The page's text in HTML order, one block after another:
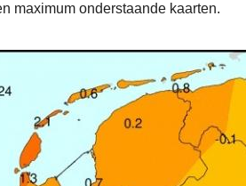
maximum onderstaande kaarten.